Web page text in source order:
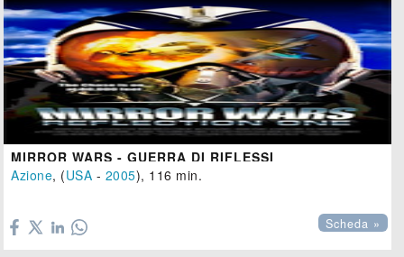
MIRROR WARS - GUERRA DI RIFLESSI
Azione, (USA - 2005), 116 min.
Scheda »